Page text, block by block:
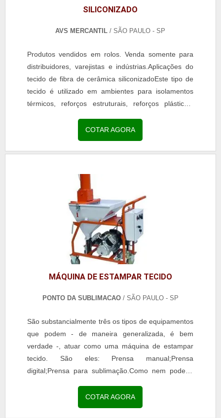
SILICONIZADO
AVS MERCANTIL / SÃO PAULO - SP
Produtos vendidos em rolos. Venda somente para
distribuidores, varejistas e indústrias.Aplicações do
tecido de fibra de cerâmica siliconizadoEste tipo de
tecido é utilizado em ambientes para isolamentos
térmicos, reforços estruturais, reforços plásticos,
COTAR AGORA
MÁQUINA DE ESTAMPAR TECIDO
PONTO DA SUBLIMACAO/ SÃO PAULO - SP
São substancialmente três os tipos de equipamentos
que podem - de maneira generalizada, é bem
verdade -, atuar como uma máquina de estampar
tecido. São eles: Prensa manual;Prensa
digital;Prensa para sublimação.Como nem poderia
COTAR AGORA